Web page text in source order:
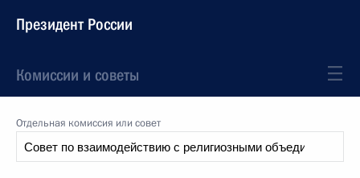
Президент России
Комиссии и советы
Отдельная комиссия или совет